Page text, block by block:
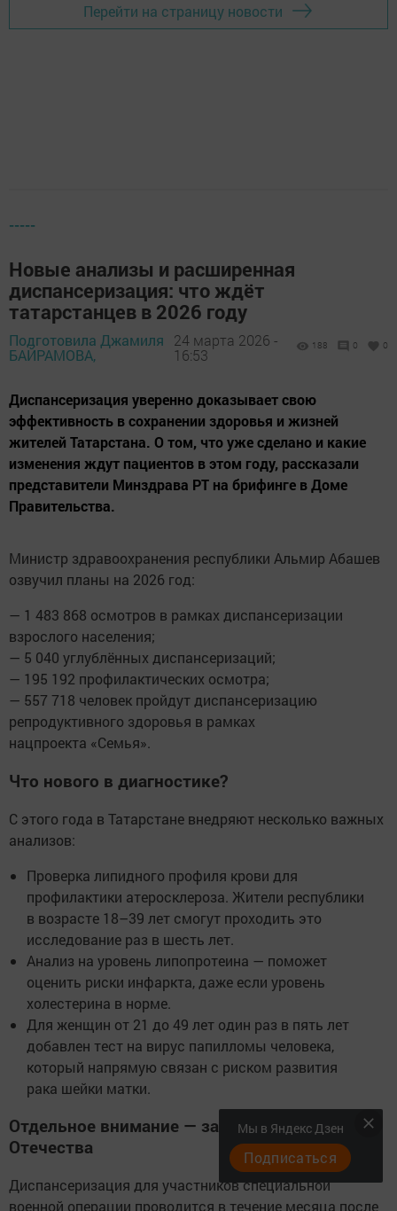
Перейти на страницу новости
-----
Новые анализы и расширенная
диспансеризация: что ждёт
татарстанцев в 2026 году
Подготовила Джамиля
БАЙРАМОВА,
24 марта 2026 -
16:53
188 0 0
Диспансеризация уверенно доказывает свою
эффективность в сохранении здоровья и жизней
жителей Татарстана. О том, что уже сделано и какие
изменения ждут пациентов в этом году, рассказали
представители Минздрава РТ на брифинге в Доме
Правительства.
Министр здравоохранения республики Альмир Абашев
озвучил планы на 2026 год:
— 1 483 868 осмотров в рамках диспансеризации
взрослого населения;
— 5 040 углублённых диспансеризаций;
— 195 192 профилактических осмотра;
— 557 718 человек пройдут диспансеризацию
репродуктивного здоровья в рамках
нацпроекта «Семья».
Что нового в диагностике?
С этого года в Татарстане внедряют несколько важных
анализов:
Проверка липидного профиля крови для
профилактики атеросклероза. Жители республики
в возрасте 18–39 лет смогут проходить это
исследование раз в шесть лет.
Анализ на уровень липопротеина — поможет
оценить риски инфаркта, даже если уровень
холестерина в норме.
Для женщин от 21 до 49 лет один раз в пять лет
добавлен тест на вирус папилломы человека,
который напрямую связан с риском развития
рака шейки матки.
Отдельное внимание — защитникам
Отечества
Диспансеризация для участников специальной
военной операции проводится в течение месяца после
Мы в Яндекс Дзен
Подписаться